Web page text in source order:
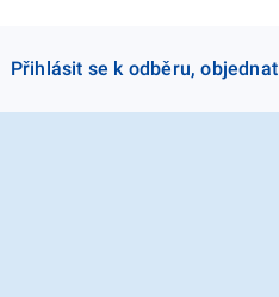
Přihlásit se k odběru, objednat